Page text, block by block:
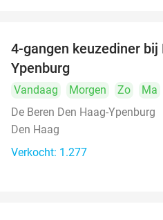
4-gangen keuzediner bij
Ypenburg
Vandaag Morgen Zo Ma
De Beren Den Haag-Ypenburg
Den Haag
Verkocht: 1.277